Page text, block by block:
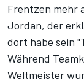
Frentzen mehr
Jordan, der
dort habe sein
Während
Weltmeister